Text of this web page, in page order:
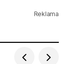
Reklama